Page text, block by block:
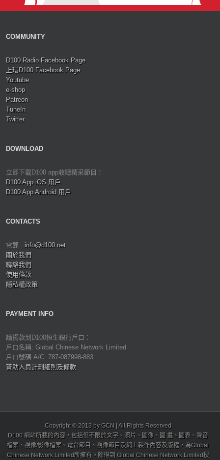
COMMUNITY
D100 Radio Facebook Page
上環D100 Facebook Page
Youtube
e-shop
Patreon
TuneIn
Twitter
DOWNLOAD
立即下載D100 app收聽精采節目！
D100 App iOS 用戶
D100 App Android 用戶
CONTACTS
電郵 : info@d100.net
關於我們
聯絡我們
使用條款
隱私權政策
PAYMENT INFO
請捐款到D100恒生銀行戶口：
戶口名稱: Global Chinese Network Limited
戶口號碼 A/C: 787-087998-883
贊助人員計劃細則及條款
Copyright © 2013 by GCN | All Rights Reserved
D100 網站所載的內容，包括但不限於文字、照片、圖像、圖 畫、圖表、聲音
檔案、視像/影像檔案、電台節目、視像節目及網上製作內容及版權，為Global
Chinese Network Limited所擁有。除得到 Global Chinese Network Limited授